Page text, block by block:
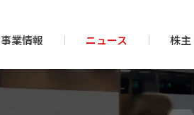
事業情報 ニュース 株主